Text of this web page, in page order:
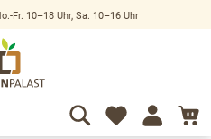
Fr. 10–18 Uhr, Sa. 10–16 Uhr